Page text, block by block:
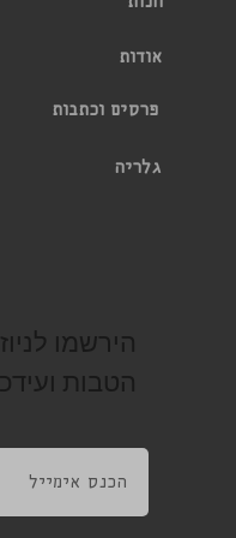
אודות
פרסים וכתבות
גלריה
הירשמו
הטבות